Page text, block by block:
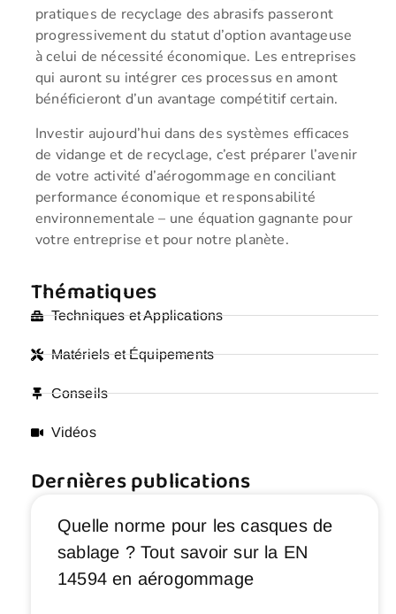
pratiques de recyclage des abrasifs passeront
progressivement du statut d’option avantageuse
à celui de nécessité économique. Les entreprises
qui auront su intégrer ces processus en amont
bénéficieront d’un avantage compétitif certain.
Investir aujourd’hui dans des systèmes efficaces
de vidange et de recyclage, c’est préparer l’avenir
de votre activité d’aérogommage en conciliant
performance économique et responsabilité
environnementale – une équation gagnante pour
votre entreprise et pour notre planète.
Thématiques
Techniques et Applications
Matériels et Équipements
Conseils
Vidéos
Dernières publications
Quelle norme pour les casques de
sablage ? Tout savoir sur la EN
14594 en aérogommage